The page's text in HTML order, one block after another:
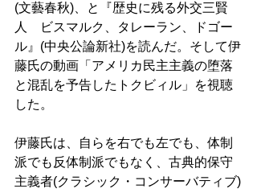
(文藝春秋)、と『歴史に残る外交三賢
人　ビスマルク、タレーラン、ドゴー
ル』(中央公論新社)を読んだ。そして伊
藤氏の動画「アメリカ民主主義の堕落
と混乱を予告したトクビィル」を視聴
した。
伊藤氏は、自らを右でも左でも、体制
派でも反体制派でもなく、古典的保守
主義者(クラシック・コンサーバティブ)